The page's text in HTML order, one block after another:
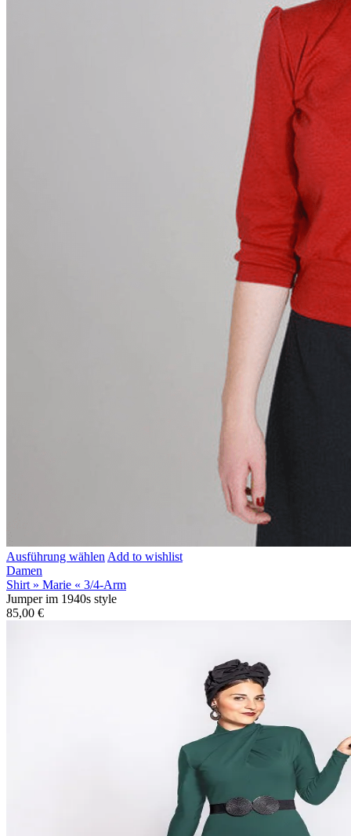
Ausführung wählen Add to wishlist
Damen
Shirt » Marie « 3/4-Arm
Jumper im 1940s style
85,00 €